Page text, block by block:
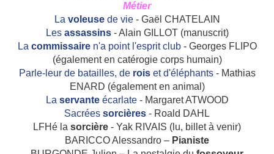
Métier
La voleusede vie - Gaël CHATELAIN
Les assassins - Alain GILLOT (manuscrit)
La commissaire n'a point l'esprit club - Georges FLIPO
(également en catérogie corps humain)
Parle-leur de batailles, de rois et d'éléphants - Mathias
ENARD (également en animal)
La servante écarlate - Margaret ATWOOD
Sacrées sorcières - Roald DAHL
LFHé la sorcière - Yak RIVAIS (lu, billet à venir)
BARI CCO Alessandro – Pianiste